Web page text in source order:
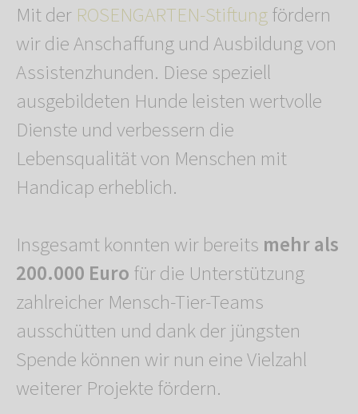
Mit der ROSENGARTEN-Stiftungfördern
wir die Anschaffung und Ausbildung von
Assistenzhunden. Diese speziell
ausgebildeten Hunde leisten wertvolle
Dienste und verbessern die
Lebensqualität von Menschen mit
Handicap erheblich.
Insgesamt konnten wir bereits mehr als
200.000 Eurofür die Unterstützung
zahlreicher Mensch-Tier-Teams
ausschütten und dank der jüngsten
Spende können wir nun eine Vielzahl
weiterer Projekte fördern.